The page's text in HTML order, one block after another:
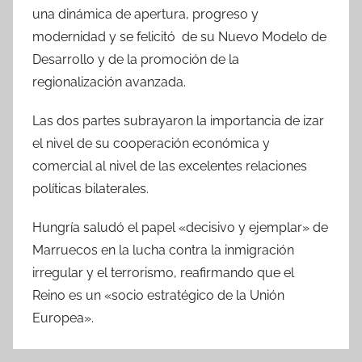
una dinámica de apertura, progreso y
modernidad y se felicitó de su Nuevo Modelo de
Desarrollo y de la promoción de la
regionalización avanzada.
Las dos partes subrayaron la importancia de izar
el nivel de su cooperación económica y
comercial al nivel de las excelentes relaciones
políticas bilaterales.
Hungría saludó el papel «decisivo y ejemplar» de
Marruecos en la lucha contra la inmigración
irregular y el terrorismo, reafirmando que el
Reino es un «socio estratégico de la Unión
Europea».